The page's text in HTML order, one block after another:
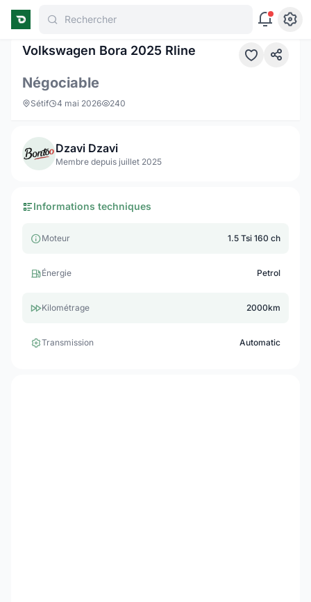
Rechercher 1 / 10
Volkswagen Bora 2025 Rline
Négociable
Sétif 4 mai 2026 240
Dzavi Dzavi
Membre depuis juillet 2025
Informations techniques
Moteur 1.5 Tsi 160 ch
Énergie Petrol
Kilométrage 2000km
Transmission Automatic